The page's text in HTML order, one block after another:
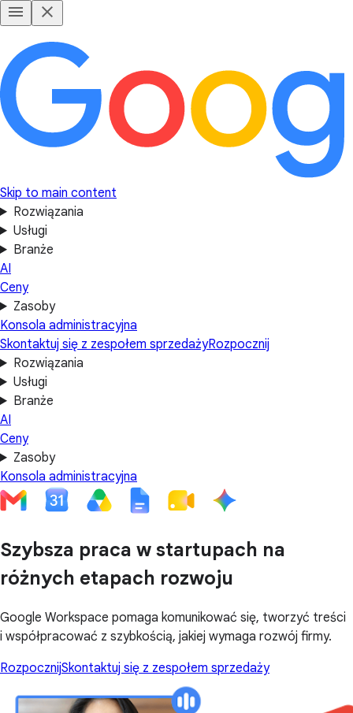
Skip to main content
Rozwiązania
Usługi
Branże
AI
Ceny
Zasoby
Konsola administracyjna
Skontaktuj się z zespołem sprzedażyRozpocznij
Rozwiązania
Usługi
Branże
AI
Ceny
Zasoby
Konsola administracyjna
Szybsza praca w startupach na
różnych etapach rozwoju
Google Workspace pomaga komunikować się, tworzyć treści
i współpracować z szybkością, jakiej wymaga rozwój firmy.
RozpocznijSkontaktuj się z zespołem sprzedaży